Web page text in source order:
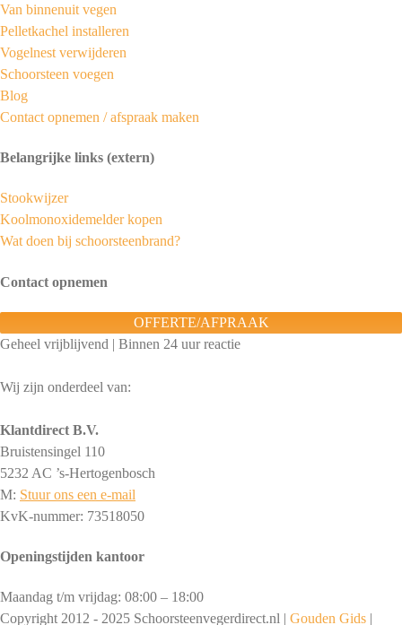
Van binnenuit vegen
Pelletkachel installeren
Vogelnest verwijderen
Schoorsteen voegen
Blog
Contact opnemen / afspraak maken
Belangrijke links (extern)
Stookwijzer
Koolmonoxidemelder kopen
Wat doen bij schoorsteenbrand?
Contact opnemen
OFFERTE/AFPRAAK
Geheel vrijblijvend | Binnen 24 uur reactie
Wij zijn onderdeel van:
Klantdirect B.V.
Bruistensingel 110
5232 AC ’s-Hertogenbosch
M: Stuur ons een e-mail
KvK-nummer: 73518050
Openingstijden kantoor
Maandag t/m vrijdag: 08:00 – 18:00
Copyright 2012 - 2025 Schoorsteenvegerdirect.nl | Gouden Gids |